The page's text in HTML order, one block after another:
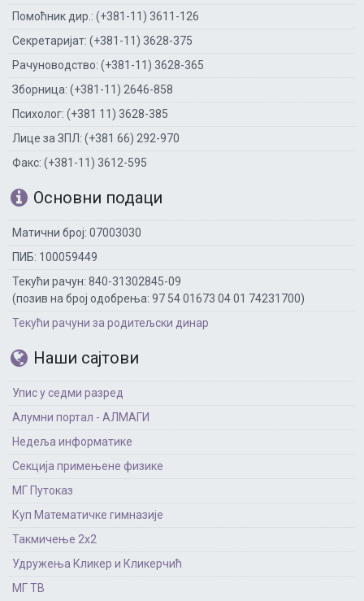
Помоћник дир.: (+381-11) 3611-126
Секретаријат: (+381-11) 3628-375
Рачуноводство: (+381-11) 3628-365
Зборница: (+381-11) 2646-858
Психолог: (+381 11) 3628-385
Лице за ЗПЛ: (+381 66) 292-970
Факс: (+381-11) 3612-595
Основни подаци
Матични број: 07003030
ПИБ: 100059449
Текући рачун: 840-31302845-09
(позив на број одобрења: 97 54 01673 04 01 74231700)
Текући рачуни за родитељски динар
Наши сајтови
Упис у седми разред
Алумни портал - АЛМАГИ
Недеља информатике
Секција примењене физике
МГ Путоказ
Куп Математичке гимназије
Такмичење 2х2
Удружења Кликер и Кликерчић
МГ ТВ